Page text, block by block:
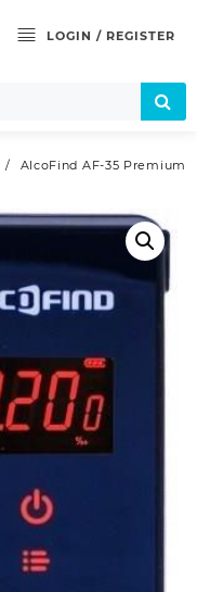
LOGIN / REGISTER
AlcoFind AF-35 Premium